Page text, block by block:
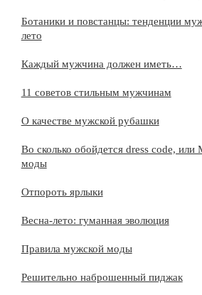
Ботаники и повстанцы: тенденции
лето
Каждый мужчина должен иметь…
11 советов стильным мужчинам
О качестве мужской рубашки
Во сколько обойдется dress code,
моды
Отпороть ярлыки
Весна-лето: гуманная эволюция
Правила мужской моды
Решительно наброшенный пиджак